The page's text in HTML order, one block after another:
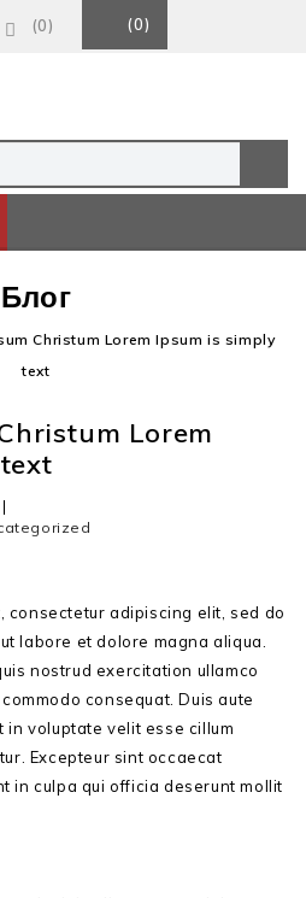
0 0
Блог
Christum Lorem Ipsum is simply
text
Lorem
consectetur adipiscing elit, sed do
labore et dolore magna aliqua.
nostrud exercitation ullamco
consequat. Duis aute
voluptate velit esse cillum
Excepteur sint occaecat
in culpa qui officia deserunt mollit